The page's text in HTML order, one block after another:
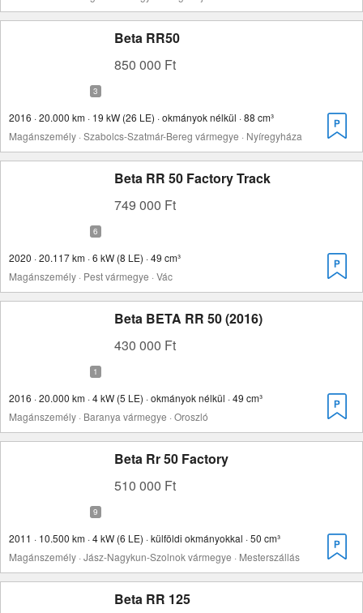
Beta RR50
850 000 Ft
2016 · 20.000 km · 19 kW (26 LE) · okmányok nélkül · 88 cm³
Magánszemély · Szabolcs-Szatmár-Bereg vármegye · Nyíregyháza
Beta RR 50 Factory Track
749 000 Ft
2020 · 20.117 km · 6 kW (8 LE) · 49 cm³
Magánszemély · Pest vármegye · Vác
Beta BETA RR 50 (2016)
430 000 Ft
2016 · 20.000 km · 4 kW (5 LE) · okmányok nélkül · 49 cm³
Magánszemély · Baranya vármegye · Oroszló
Beta Rr 50 Factory
510 000 Ft
2011 · 10.500 km · 4 kW (6 LE) · külföldi okmányokkal · 50 cm³
Magánszemély · Jász-Nagykun-Szolnok vármegye · Mesterszállás
Beta RR 125